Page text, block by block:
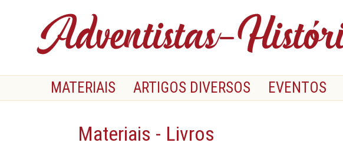
MATERIAIS ARTIGOS DIVERSOS EVENTOS
Materiais - Livros